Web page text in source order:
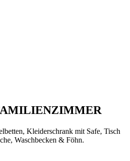
Kleiderschrank mit Safe, Tisch
Waschbecken & Föhn.